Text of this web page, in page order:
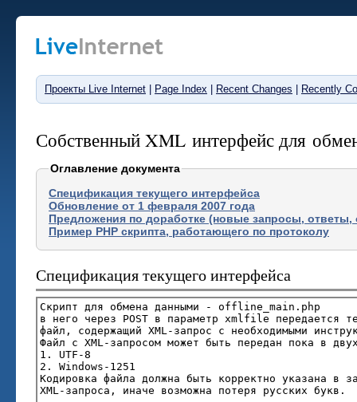
Проекты Live Internet Page Index Recent Changes Recently
Собственный XML интерфейс для
Оглавление документа
Спецификация текущего интерфейса
Обновление от 1 февраля 2007 года
Предложения по доработке (новые запросы,
Пример PHP скрипта, работающего по протоколу
Спецификация текущего интерфейса
Скрипт для обмена данными - offline_main.php
в него через POST в параметр xmlfile передается
файл, содержащий XML-запрос с необходимыми
Файл с XML-запросом может быть передан пока в
1. UTF-8
2. Windows-1251
Кодировка файла должна быть корректно указана в
XML-запроса, иначе возможна потеря русских букв.